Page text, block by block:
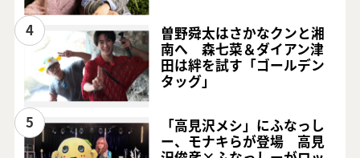
4
曽野舜太はさかなクンと湘
南へ 森七菜＆ダイアン津
田は絆を試す「ゴールデン
タッグ」
5
「高見沢メシ」にふなっし
ー、モナキらが登場 高見